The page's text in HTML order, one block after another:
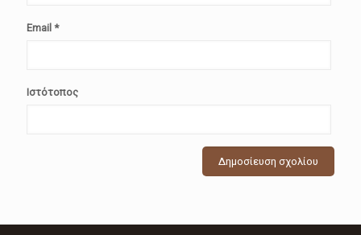
Email *
Ιστότοπος